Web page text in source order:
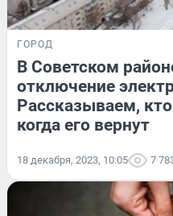
ГОРОД
В Советском
отключение
Рассказываем,
когда его вернут
18 декабря, 2023, 10:05 7